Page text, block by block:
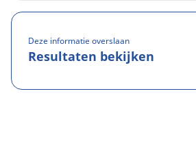
Deze informatie overslaan
Resultaten bekijken